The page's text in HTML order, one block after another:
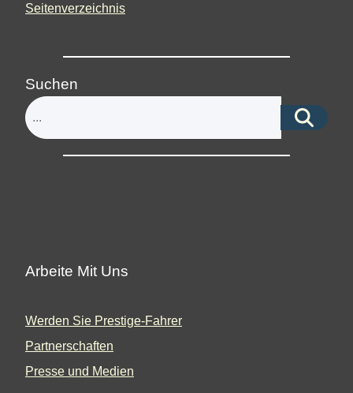
Seitenverzeichnis
Suchen
Arbeite Mit Uns
Werden Sie Prestige-Fahrer
Partnerschaften
Presse und Medien